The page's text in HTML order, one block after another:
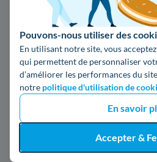
Pouvons-nous utiliser des
En utilisant notre site, vous
qui permettent de personnaliser
d’améliorer les performances du
notre politique d'utilisation de
En savoir
Accepter &
Je compare
Électricité
Code postal
62150 (HOUDAIN)